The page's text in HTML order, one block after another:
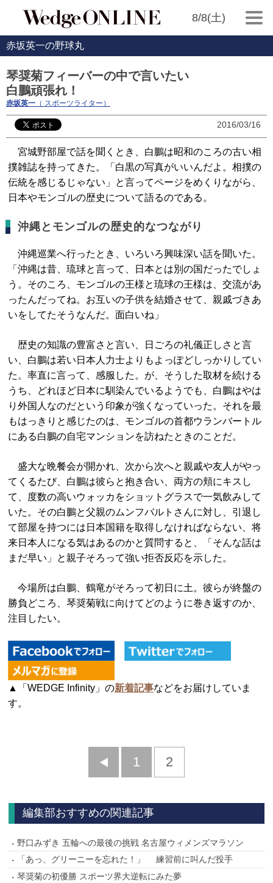
8/8(土)
赤坂英一の野球丸
琴奨菊フィーバーの中で言いたい
白鵬頑張れ！
赤坂英一 （ スポーツライター）
2016/03/16
宮城野部屋で話を聞くとき、白鵬は昭和のころの古い相
撲雑誌を持ってきた。「白黒の写真がいいんだよ。相撲の
伝統を感じるじゃない」と言ってページをめくりながら、
日本やモンゴルの歴史について語るのである。
沖縄とモンゴルの歴史的なつながり
沖縄巡業へ行ったとき、いろいろ興味深い話を聞いた。
「沖縄は昔、琉球と言って、日本とは別の国だったでしょ
う。そのころ、モンゴルの王様と琉球の王様は、交流があ
ったんだってね。お互いの子供を結婚させて、親戚づきあ
いをしてたそうなんだ。面白いね」
歴史の知識の豊富さと言い、日ごろの礼儀正しさと言
い、白鵬は若い日本人力士よりもよっぽどしっかりしてい
た。率直に言って、感服した。が、そうした取材を続ける
うち、どれほど日本に馴染んでいるようでも、白鵬はやは
り外国人なのだという印象が強くなっていった。それを最
もはっきりと感じたのは、モンゴルの首都ウランバートル
にある白鵬の自宅マンションを訪ねたときのことだ。
盛大な晩餐会が開かれ、次から次へと親戚や友人がやっ
てくるたび、白鵬は彼らと抱き合い、両方の頬にキスし
て、度数の高いウォッカをショットグラスで一気飲みして
いた。その白鵬と父親のムンフバルトさんに対し、引退し
て部屋を持つには日本国籍を取得しなければならない、将
来日本人になる気はあるのかと質問すると、「そんな話は
まだ早い」と親子そろって強い拒否反応を示した。
今場所は白鵬、鶴竜がそろって初日に土。彼らが終盤の
勝負どころ、琴奨菊戦に向けてどのように巻き返すのか、
注目したい。
▲「WEDGE Infinity」の新着記事などをお届けしていま
す。
前
1 2
編集部おすすめの関連記事
野口みずき 五輪への最後の挑戦 名古屋ウィメンズマラソン
「あっ、グリーニーを忘れた！」 練習前に叫んだ投手
琴奨菊の初優勝 スポーツ界大逆転にみた夢